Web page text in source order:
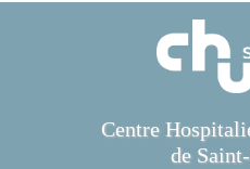
Centre
de